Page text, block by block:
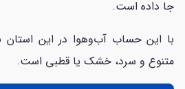
جا داده است.
با این حساب آب‌وهوا در این
متنوع و سرد، خشک یا قطبی است.